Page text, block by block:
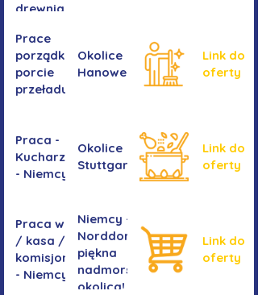
drewnianych
okiennych
Prace
porządkowe w
porcie
przeładunkowym
Okolice
Hanoweru
Link do
oferty
Praca -
Kucharz/kucharka
- Niemcy
Okolice
Stuttgartu
Link do
oferty
Praca w sklepie
/ kasa /
komisjonowanie
- Niemcy
Niemcy -
Norddorf -
piękna
nadmorska
okolica!
Link do
oferty